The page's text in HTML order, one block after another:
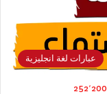
عبارات لغة انجليزية
252٬200